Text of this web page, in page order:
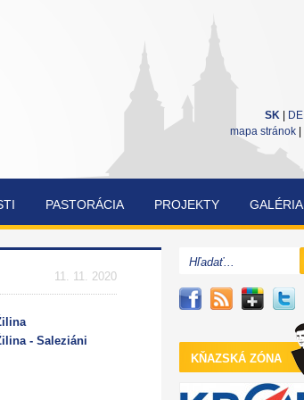
SK DE
mapa stránok
PASTORÁCIA PROJEKTY GALÉRIA
SYNODA
CUKRÁRENSKÁ
SÚŤAŽ
KŇAZSKÁ ZÓNA
11. 11. 2020
- Saleziáni